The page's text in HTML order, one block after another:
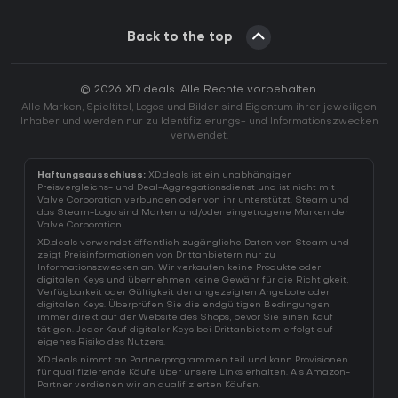
Back to the top
© 2026 XD.deals. Alle Rechte vorbehalten.
Alle Marken, Spieltitel, Logos und Bilder sind Eigentum ihrer jeweiligen
Inhaber und werden nur zu Identifizierungs- und Informationszwecken
verwendet.
Haftungsausschluss: XD.deals ist ein unabhängiger
Preisvergleichs- und Deal-Aggregationsdienst und ist nicht mit
Valve Corporation verbunden oder von ihr unterstützt. Steam und
das Steam-Logo sind Marken und/oder eingetragene Marken der
Valve Corporation.
XD.deals verwendet öffentlich zugängliche Daten von Steam und
zeigt Preisinformationen von Drittanbietern nur zu
Informationszwecken an. Wir verkaufen keine Produkte oder
digitalen Keys und übernehmen keine Gewähr für die Richtigkeit,
Verfügbarkeit oder Gültigkeit der angezeigten Angebote oder
digitalen Keys. Überprüfen Sie die endgültigen Bedingungen
immer direkt auf der Website des Shops, bevor Sie einen Kauf
tätigen. Jeder Kauf digitaler Keys bei Drittanbietern erfolgt auf
eigenes Risiko des Nutzers.
XD.deals nimmt an Partnerprogrammen teil und kann Provisionen
für qualifizierende Käufe über unsere Links erhalten. Als Amazon-
Partner verdienen wir an qualifizierten Käufen.